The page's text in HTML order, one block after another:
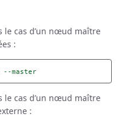
le cas d’un nœud maître
:
--master
le cas d’un nœud maître
: